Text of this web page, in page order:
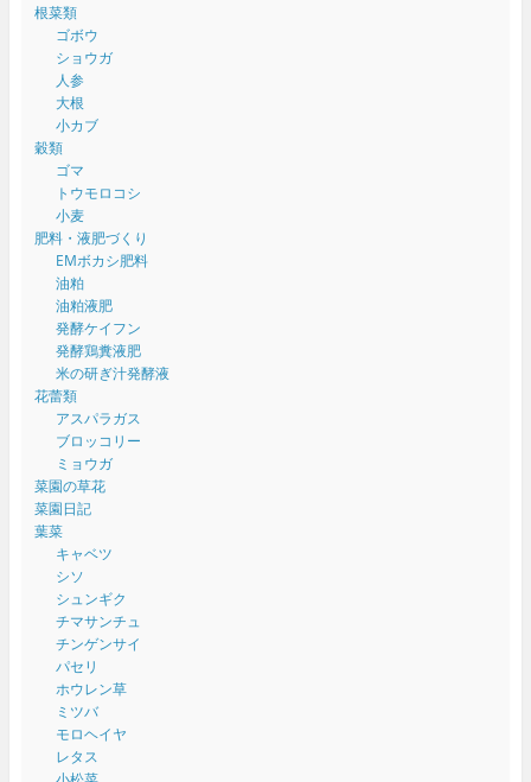
根菜類
ゴボウ
ショウガ
人参
大根
小カブ
穀類
ゴマ
トウモロコシ
小麦
肥料・液肥づくり
EMボカシ肥料
油粕
油粕液肥
発酵ケイフン
発酵鶏糞液肥
米の研ぎ汁発酵液
花蕾類
アスパラガス
ブロッコリー
ミョウガ
菜園の草花
菜園日記
葉菜
キャベツ
シソ
シュンギク
チマサンチュ
チンゲンサイ
パセリ
ホウレン草
ミツバ
モロヘイヤ
レタス